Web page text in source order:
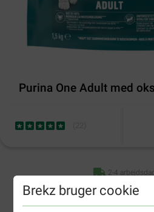
Brekz bruger cookie
Purina One Adult med
2-4